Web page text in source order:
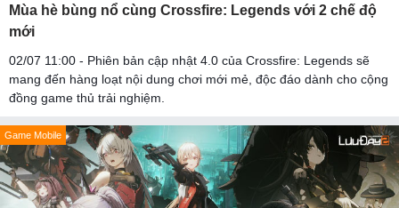
Mùa hè bùng nổ cùng Crossfire: Legends với 2 chế độ
mới
02/07 11:00 - Phiên bản cập nhật 4.0 của Crossfire: Legends sẽ
mang đến hàng loạt nội dung chơi mới mẻ, độc đáo dành cho cộng
đồng game thủ trải nghiệm.
Game Mobile